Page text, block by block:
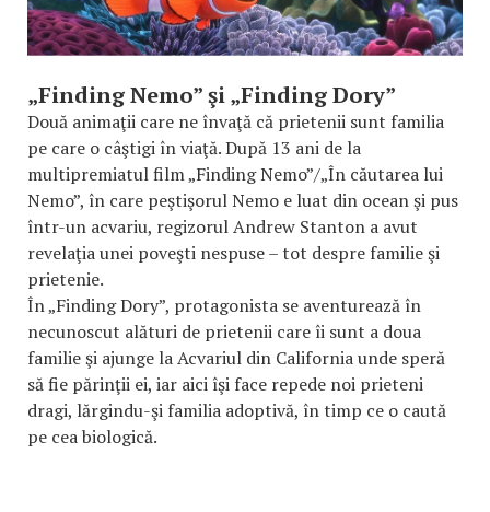
„Finding Nemo” şi „Finding Dory”
Două animaţii care ne învaţă că prietenii sunt familia
pe care o câştigi în viaţă. După 13 ani de la
multipremiatul film „Finding Nemo”/„În căutarea lui
Nemo”, în care peştişorul Nemo e luat din ocean şi pus
într-un acvariu, regizorul Andrew Stanton a avut
revelaţia unei poveşti nespuse – tot despre familie şi
prietenie.
În „Finding Dory”, protagonista se aventurează în
necunoscut alături de prietenii care îi sunt a doua
familie şi ajunge la Acvariul din California unde speră
să fie părinţii ei, iar aici îşi face repede noi prieteni
dragi, lărgindu-şi familia adoptivă, în timp ce o caută
pe cea biologică.